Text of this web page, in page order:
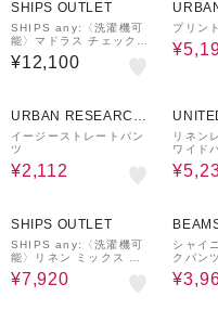
SHIPS OUTLET
SHIPS any:〈洗濯機可
能〉マドラス チェック
タック フレア パンツ
¥12,100
ware
プリン
URBAN RESEARCH
ware house
イージーストレートパン
ツ
¥2,112
UTLET
リネン
ワイド
ャブル‐
E LIFE
SHIPS OUTLET
SHIPS any:〈洗濯機可
能〉リネン ミックス コ
クーン イージー パンツ
¥7,920
シャイ
クパンツ